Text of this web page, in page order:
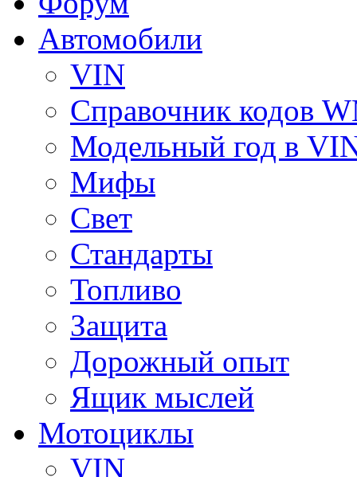
Автомобили
VIN
Справочник кодов
Модельный год в
Мифы
Свет
Стандарты
Топливо
Защита
Дорожный опыт
Ящик мыслей
Мотоциклы
VIN